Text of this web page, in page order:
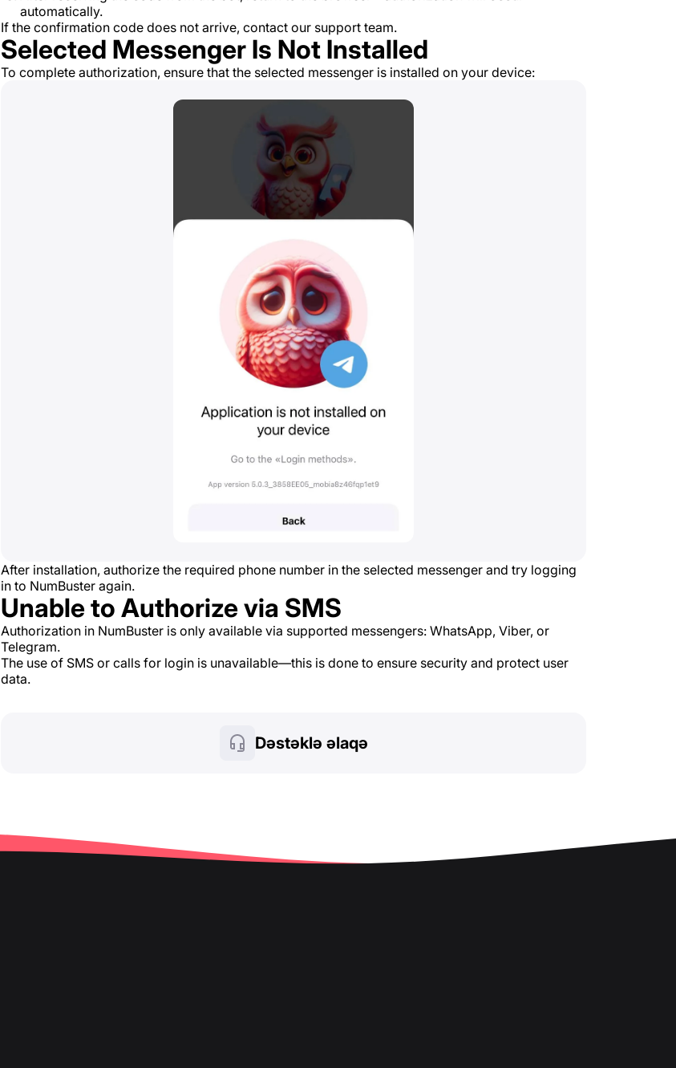
automatically.
If the confirmation code does not arrive, contact our support team.
Selected Messenger Is Not Installed
To complete authorization, ensure that the selected messenger is installed on your device:
After installation, authorize the required phone number in the selected messenger and try logging
in to NumBuster again.
Unable to Authorize via SMS
Authorization in NumBuster is only available via supported messengers: WhatsApp, Viber, or
Telegram.
The use of SMS or calls for login is unavailable—this is done to ensure security and protect user
data.
Dəstəklə əlaqə